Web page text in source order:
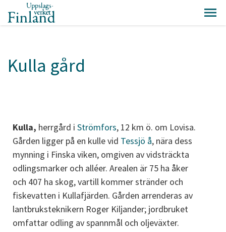
Kulla gård
Kulla, herrgård i Strömfors, 12 km ö. om Lovisa.
Gården ligger på en kulle vid Tessjö å, nära dess
mynning i Finska viken, omgiven av vidsträckta
odlingsmarker och alléer. Arealen är 75 ha åker
och 407 ha skog, vartill kommer stränder och
fiskevatten i Kullafjärden. Gården arrenderas av
lantbruksteknikern Roger Kiljander; jordbruket
omfattar odling av spannmål och oljeväxter.